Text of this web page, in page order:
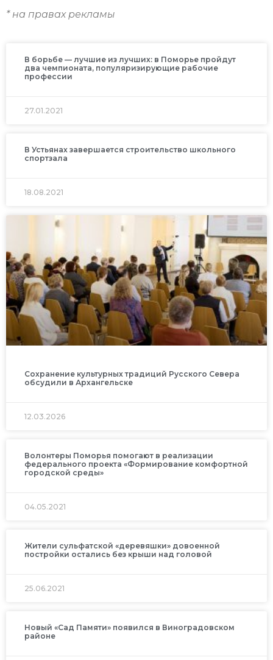
* на правах рекламы
В борьбе — лучшие из лучших: в Поморье пройдут
два чемпионата, популяризирующие рабочие
профессии
27.01.2021
В Устьянах завершается строительство школьного
спортзала
18.08.2021
Сохранение культурных традиций Русского Севера
обсудили в Архангельске
12.03.2026
Волонтеры Поморья помогают в реализации
федерального проекта «Формирование комфортной
городской среды»
04.05.2021
Жители сульфатской «деревяшки» довоенной
постройки остались без крыши над головой
25.06.2021
Новый «Сад Памяти» появился в Виноградовском
районе